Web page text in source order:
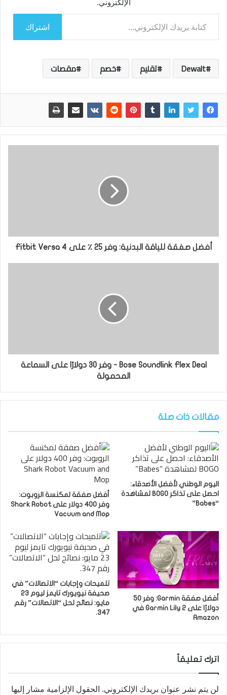
كتابة بريدك الإلكتروني...
اشتراك
Dewalt تقليم خصم مقصات
أفضل صفقة للياقة البدنية: وفر 25 ٪ على Fitbit Versa 4
Bose Soundlink Flex Deal - وفر 30 دولارًا على السماعة
المحمولة
مقالات ذات صلة
اليوم الوطني لأفضل الأصدقاء:
احصل على تذاكر BOGO لمشاهدة
“Babes”
أفضل صفقة لمكنسة الروبوت:
وفر 400 دولار على Shark Robot
Vacuum and Mop
أفضل صفقة Garmin: وفر 50
دولارًا على Garmin Lily 2 في
Amazon
تلميحات وإجابات “الاتصالات” في
صحيفة نيويورك تايمز ليوم 23
مايو: نصائح لحل “الاتصالات” رقم
347.
اترك تعليقاً
لن يتم نشر عنوان بريدك الإلكتروني. الحقول الإلزامية مشار إليها